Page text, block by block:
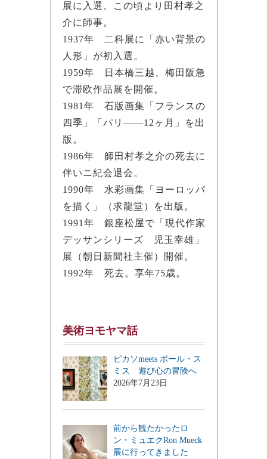
展に入選。この頃より田村孝之
介に師事。
1937年 二科展に「赤い背景の
人形」が初入選。
1959年 日本橋三越、梅田阪急
で滞欧作品展を開催。
1981年 石版画集「フランスの
四季」「パリ――12ヶ月」を出
版。
1986年 師田村孝之介の死去に
伴いニ紀会退会。
1990年 水彩画集「ヨーロッパ
を描く」（求龍堂）を出版。
1991年 銀座松屋で「現代作家
デッサンシリーズ 児玉幸雄」
展（朝日新聞社主催）開催。
1992年 死去。享年75歳。
美術ヨモヤマ話
ピカソmeets ポール・ス
ミス 遊び心の冒険へ
2026年7月23日
前から観たかったロ
ン・ミュエクRon Mueck
展に行ってきました